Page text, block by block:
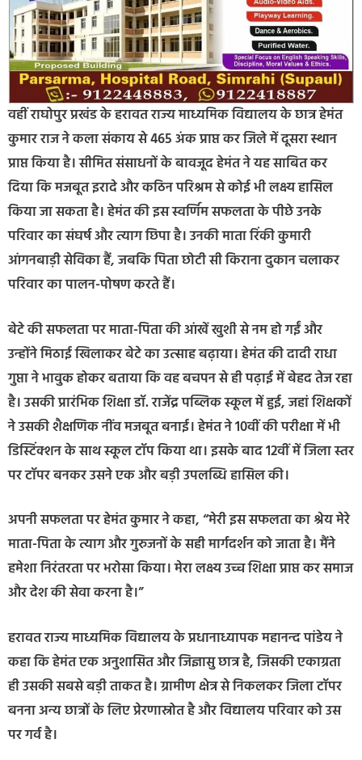
वहीं राघोपुर प्रखंड के हरावत राज्य माध्यमिक विद्यालय के छात्र हेमंत
कुमार राज ने कला संकाय से 465 अंक प्राप्त कर जिले में दूसरा स्थान
प्राप्त किया है। सीमित संसाधनों के बावजूद हेमंत ने यह साबित कर
दिया कि मजबूत इरादे और कठिन परिश्रम से कोई भी लक्ष्य हासिल
किया जा सकता है। हेमंत की इस स्वर्णिम सफलता के पीछे उनके
परिवार का संघर्ष और त्याग छिपा है। उनकी माता रिंकी कुमारी
आंगनबाड़ी सेविका हैं, जबकि पिता छोटी सी किराना दुकान चलाकर
परिवार का पालन-पोषण करते हैं।
बेटे की सफलता पर माता-पिता की आंखें खुशी से नम हो गईं और
उन्होंने मिठाई खिलाकर बेटे का उत्साह बढ़ाया। हेमंत की दादी राधा
गुप्ता ने भावुक होकर बताया कि वह बचपन से ही पढ़ाई में बेहद तेज रहा
है। उसकी प्रारंभिक शिक्षा डॉ. राजेंद्र पब्लिक स्कूल में हुई, जहां शिक्षकों
ने उसकी शैक्षणिक नींव मजबूत बनाई। हेमंत ने 10वीं की परीक्षा में भी
डिस्टिंक्शन के साथ स्कूल टॉप किया था। इसके बाद 12वीं में जिला स्तर
पर टॉपर बनकर उसने एक और बड़ी उपलब्धि हासिल की।
अपनी सफलता पर हेमंत कुमार ने कहा, “मेरी इस सफलता का श्रेय मेरे
माता-पिता के त्याग और गुरुजनों के सही मार्गदर्शन को जाता है। मैंने
हमेशा निरंतरता पर भरोसा किया। मेरा लक्ष्य उच्च शिक्षा प्राप्त कर समाज
और देश की सेवा करना है।”
हरावत राज्य माध्यमिक विद्यालय के प्रधानाध्यापक महानन्द पांडेय ने
कहा कि हेमंत एक अनुशासित और जिज्ञासु छात्र है, जिसकी एकाग्रता
ही उसकी सबसे बड़ी ताकत है। ग्रामीण क्षेत्र से निकलकर जिला टॉपर
बनना अन्य छात्रों के लिए प्रेरणास्रोत है और विद्यालय परिवार को उस
पर गर्व है।